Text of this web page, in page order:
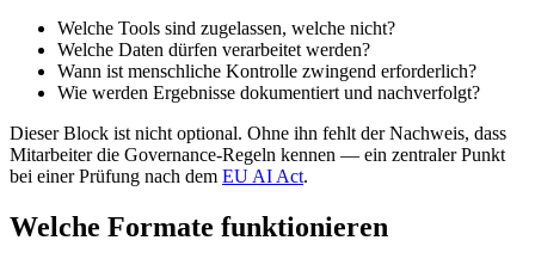
Welche Tools sind zugelassen, welche nicht?
Welche Daten dürfen verarbeitet werden?
Wann ist menschliche Kontrolle zwingend erforderlich?
Wie werden Ergebnisse dokumentiert und nachverfolgt?
Dieser Block ist nicht optional. Ohne ihn fehlt der Nachweis, dass
Mitarbeiter die Governance-Regeln kennen — ein zentraler Punkt
bei einer Prüfung nach dem EU AI Act.
Welche Formate funktionieren